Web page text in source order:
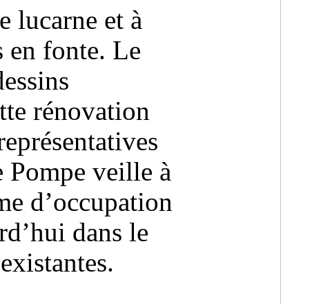
lucarne et à
en fonte. Le
rénovation
Pompe veille à
d’occupation
dans le